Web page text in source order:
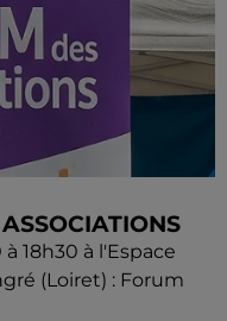
18h30 à l'Espace
(Loiret) : Forum